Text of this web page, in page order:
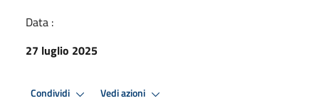
Data :
27 luglio 2025
Condividi Vedi azioni